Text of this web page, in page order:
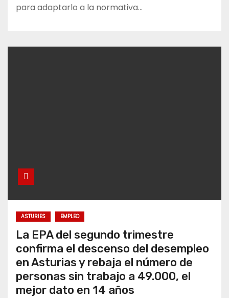
para adaptarlo a la normativa…
ASTURIES EMPLEO
La EPA del segundo trimestre
confirma el descenso del desempleo
en Asturias y rebaja el número de
personas sin trabajo a 49.000, el
mejor dato en 14 años